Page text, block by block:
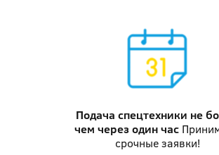
Подача спецтехники не
чем через один час
срочные заявки!